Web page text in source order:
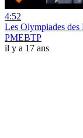
4:52
Les Olympiades des
PMEBTP
il y a 17 ans